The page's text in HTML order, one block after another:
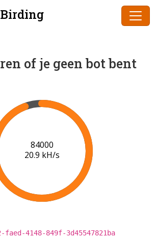
of je geen bot bent
86000
21.0 kH/s
faed-4148-849f-3d45547821ba